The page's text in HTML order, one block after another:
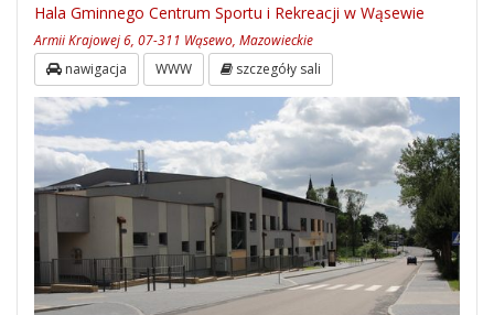
Hala Gminnego Centrum Sportu i Rekreacji w Wąsewie
Armii Krajowej 6, 07-311 Wąsewo, Mazowieckie
nawigacja WWW szczegóły sali